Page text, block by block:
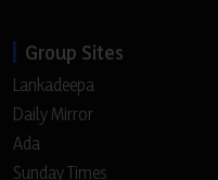
Group Sites
Lankadeepa
Daily Mirror
Ada
Sunday Times